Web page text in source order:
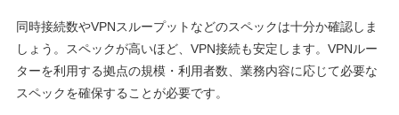
同時接続数やVPNスループットなどのスペックは十分か確認しま
しょう。スペックが高いほど、VPN接続も安定します。VPNルー
ターを利用する拠点の規模・利用者数、業務内容に応じて必要な
スペックを確保することが必要です。